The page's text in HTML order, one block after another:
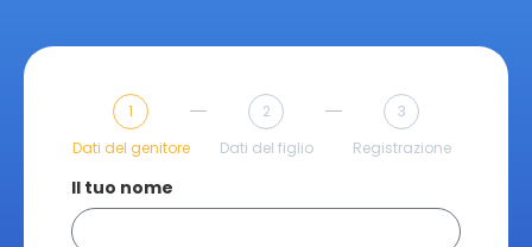
1
Dati del genitore
2
Dati del figlio
3
Registrazione
Il tuo nome